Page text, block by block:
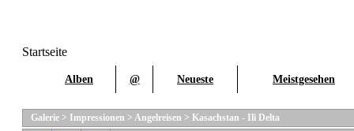
Startseite
Alben @ Neueste Meistgesehen
Galerie > Impressionen > Angelreisen > Kasachstan - Ili Delta